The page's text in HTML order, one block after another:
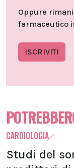
Oppure
farmaceutico
ISCRIVITI
CARDIOLOGIA
Studi del